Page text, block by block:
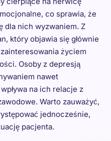
co sprawia, że
dla nich wyzwaniem. Z
który objawia się głównie
życiem
Osoby z depresją
nawet
na ich relacje z
Warto zauważyć,
jednocześnie,
pacjenta.